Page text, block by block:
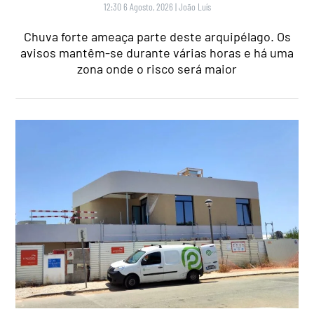
12:30 6 Agosto, 2026 |João Luís
Chuva forte ameaça parte deste arquipélago. Os
avisos mantêm-se durante várias horas e há uma
zona onde o risco será maior